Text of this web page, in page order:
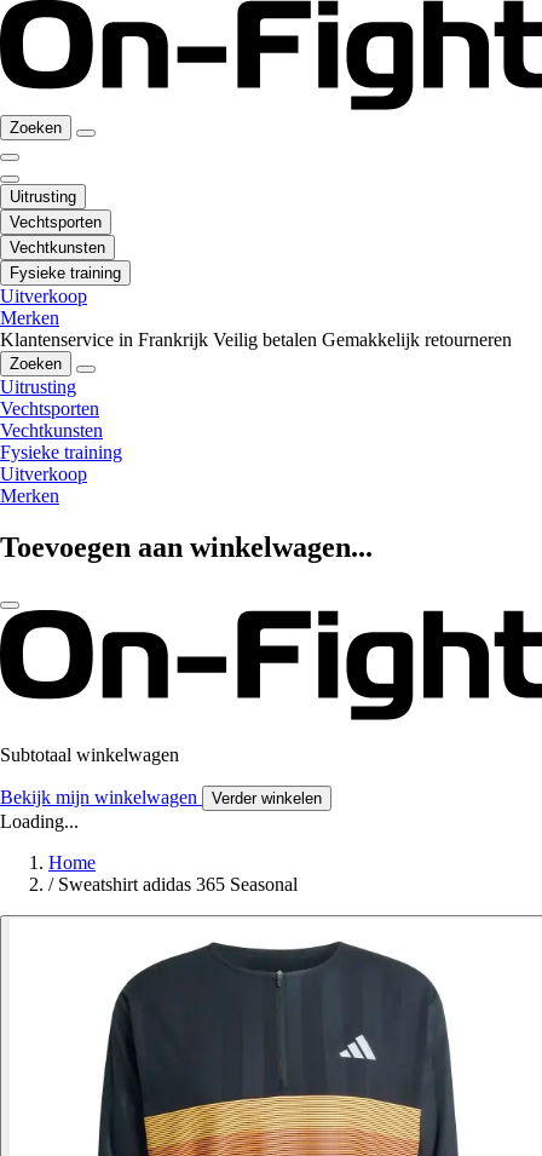
Zoeken
Uitrusting
Vechtsporten
Vechtkunsten
Fysieke training
Uitverkoop
Merken
Klantenservice in Frankrijk Veilig betalen Gemakkelijk retourneren
Zoeken
Uitrusting
Vechtsporten
Vechtkunsten
Fysieke training
Uitverkoop
Merken
Toevoegen aan winkelwagen...
Subtotaal winkelwagen
Bekijk mijn winkelwagen Verder winkelen
Loading...
Home
/ Sweatshirt adidas 365 Seasonal